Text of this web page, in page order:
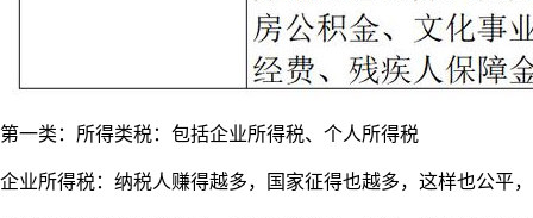
第一类：所得类税：包括企业所得税、个人所得税
企业所得税：纳税人赚得越多，国家征得也越多，这样也公平